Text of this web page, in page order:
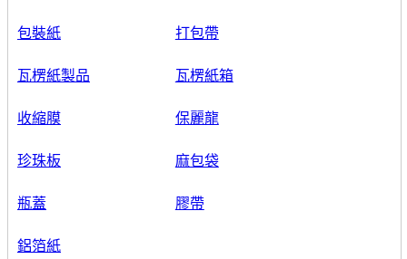
包裝紙 打包帶
瓦楞紙製品 瓦楞紙箱
收縮膜 保麗龍
珍珠板 麻包袋
瓶蓋 膠帶
鋁箔紙